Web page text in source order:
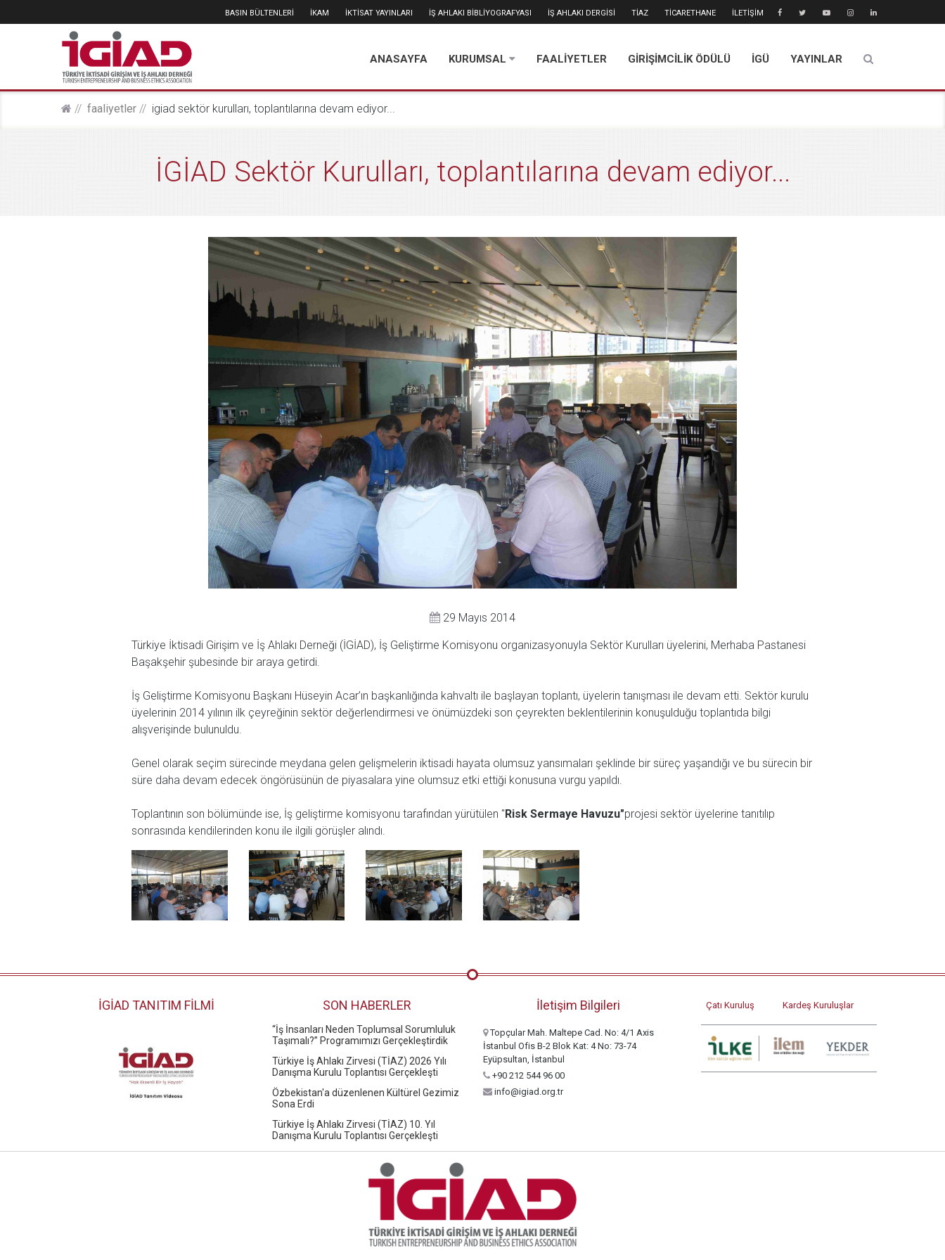
BASIN BÜLTENLERİ İKAM İKTİSAT YAYINLARI İŞ AHLAKI BİBLİYOGRAFYASI İŞ AHLAKI DERGİSİ TİAZ TİCARETHANE İLETİŞİM
ANASAYFA KURUMSAL FAALİYETLER GİRİŞİMCİLİK ÖDÜLÜ İGÜ YAYINLAR
faali̇yetler i̇gi̇ad sektör kurulları, toplantılarına devam ediyor...
İGİAD Sektör Kurulları, toplantılarına devam ediyor...
29 Mayıs 2014
Türkiye İktisadi Girişim ve İş Ahlakı Derneği (İGİAD), İş Geliştirme Komisyonu organizasyonuyla Sektör Kurulları üyelerini, Merhaba Pastanesi
Başakşehir şubesinde bir araya getirdi.
İş Geliştirme Komisyonu Başkanı Hüseyin Acar’ın başkanlığında kahvaltı ile başlayan toplantı, üyelerin tanışması ile devam etti. Sektör kurulu
üyelerinin 2014 yılının ilk çeyreğinin sektör değerlendirmesi ve önümüzdeki son çeyrekten beklentilerinin konuşulduğu toplantıda bilgi
alışverişinde bulunuldu.
Genel olarak seçim sürecinde meydana gelen gelişmelerin iktisadi hayata olumsuz yansımaları şeklinde bir süreç yaşandığı ve bu sürecin bir
süre daha devam edecek öngörüsünün de piyasalara yine olumsuz etki ettiği konusuna vurgu yapıldı.
Toplantının son bölümünde ise, İş geliştirme komisyonu tarafından yürütülen "Risk Sermaye Havuzu"projesi sektör üyelerine tanıtılıp
sonrasında kendilerinden konu ile ilgili görüşler alındı.
İGİAD TANITIM FİLMİ SON HABERLER
“İş İnsanları Neden Toplumsal Sorumluluk
Taşımalı?” Programımızı Gerçekleştirdik
Türkiye İş Ahlakı Zirvesi (TİAZ) 2026 Yılı
Danışma Kurulu Toplantısı Gerçekleşti
Özbekistan'a düzenlenen Kültürel Gezimiz
Sona Erdi
Türkiye İş Ahlakı Zirvesi (TİAZ) 10. Yıl
Danışma Kurulu Toplantısı Gerçekleşti
İletişim Bilgileri
Topçular Mah. Maltepe Cad. No: 4/1 Axis
İstanbul Ofis B-2 Blok Kat: 4 No: 73-74
Eyüpsultan, İstanbul
+90 212 544 96 00
info@igiad.org.tr
Çatı Kuruluş Kardeş Kuruluşlar